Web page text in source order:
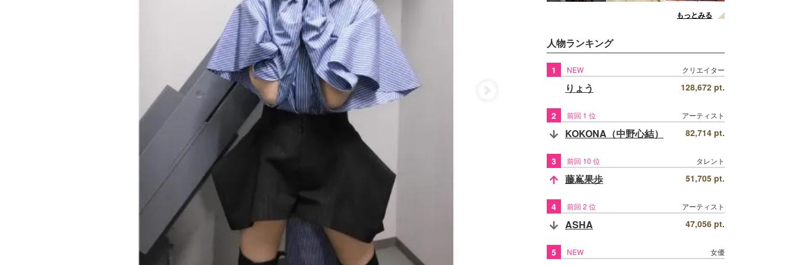
もっとみる
人物ランキング
1 NEW クリエイター
りょう 128,672 pt.
2 前回 1 位 アーティスト
KOKONA（中野心結） 82,714 pt.
3 前回 10 位 タレント
藤嶌果歩 51,705 pt.
4 前回 2 位 アーティスト
ASHA 47,056 pt.
5 NEW 女優